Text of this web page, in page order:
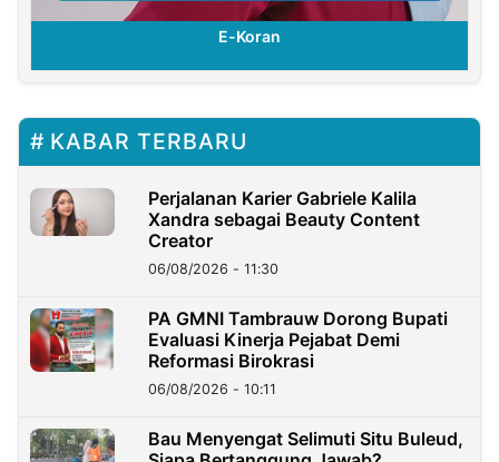
E-Koran
KABAR TERBARU
Perjalanan Karier Gabriele Kalila
Xandra sebagai Beauty Content
Creator
06/08/2026 - 11:30
PA GMNI Tambrauw Dorong Bupati
Evaluasi Kinerja Pejabat Demi
Reformasi Birokrasi
06/08/2026 - 10:11
Bau Menyengat Selimuti Situ Buleud,